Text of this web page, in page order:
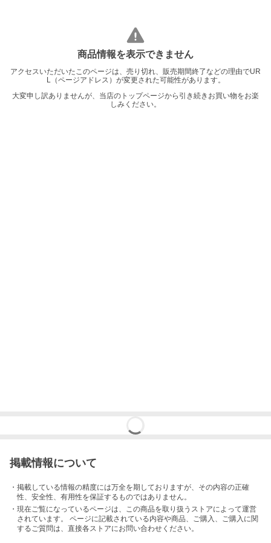
商品情報を表示できません
アクセスいただいたこのページは、売り切れ、販売期間終了などの理由でUR
L（ページアドレス）が変更された可能性があります。
大変申し訳ありませんが、当店のトップページから引き続きお買い物をお楽
しみください。
掲載情報について
・掲載している情報の精度には万全を期しておりますが、その内容の正確
性、安全性、有用性を保証するものではありません。
・現在ご覧になっているページは、この商品を取り扱うストアによって運営
されています。 ページに記載されている内容や商品、ご購入 、ご購入に関
するご質問は、直接各ストアにお問い合わせください。